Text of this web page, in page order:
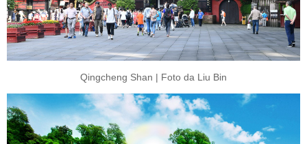
Qingcheng Shan | Foto da Liu Bin